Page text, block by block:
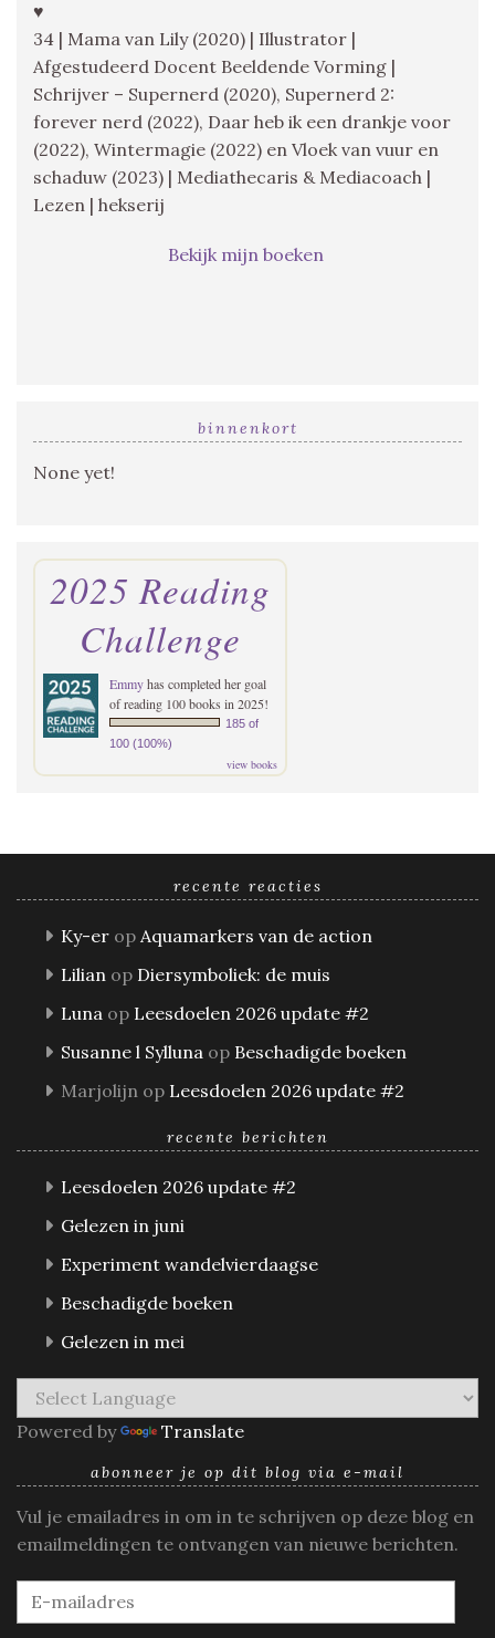
♥
34 | Mama van Lily (2020) | Illustrator |
Afgestudeerd Docent Beeldende Vorming |
Schrijver – Supernerd (2020), Supernerd 2:
forever nerd (2022), Daar heb ik een drankje voor
(2022), Wintermagie (2022) en Vloek van vuur en
schaduw (2023) | Mediathecaris & Mediacoach |
Lezen | hekserij
Bekijk mijn boeken
binnenkort
None yet!
2025 Reading
Challenge
Emmyhas completed her goal
of reading 100 books in 2025!
185 of
100 (100%)
view books
recente reacties
Ky-er op Aquamarkers van de action
Lilian op Diersymboliek: de muis
Luna op Leesdoelen 2026 update #2
Susanne l Sylluna op Beschadigde boeken
Marjolijn op Leesdoelen 2026 update #2
recente berichten
Leesdoelen 2026 update #2
Gelezen in juni
Experiment wandelvierdaagse
Beschadigde boeken
Gelezen in mei
Powered by Translate
abonneer je op dit blog via e-mail
Vul je emailadres in om in te schrijven op deze blog en
emailmeldingen te ontvangen van nieuwe berichten.
E-
mailadres